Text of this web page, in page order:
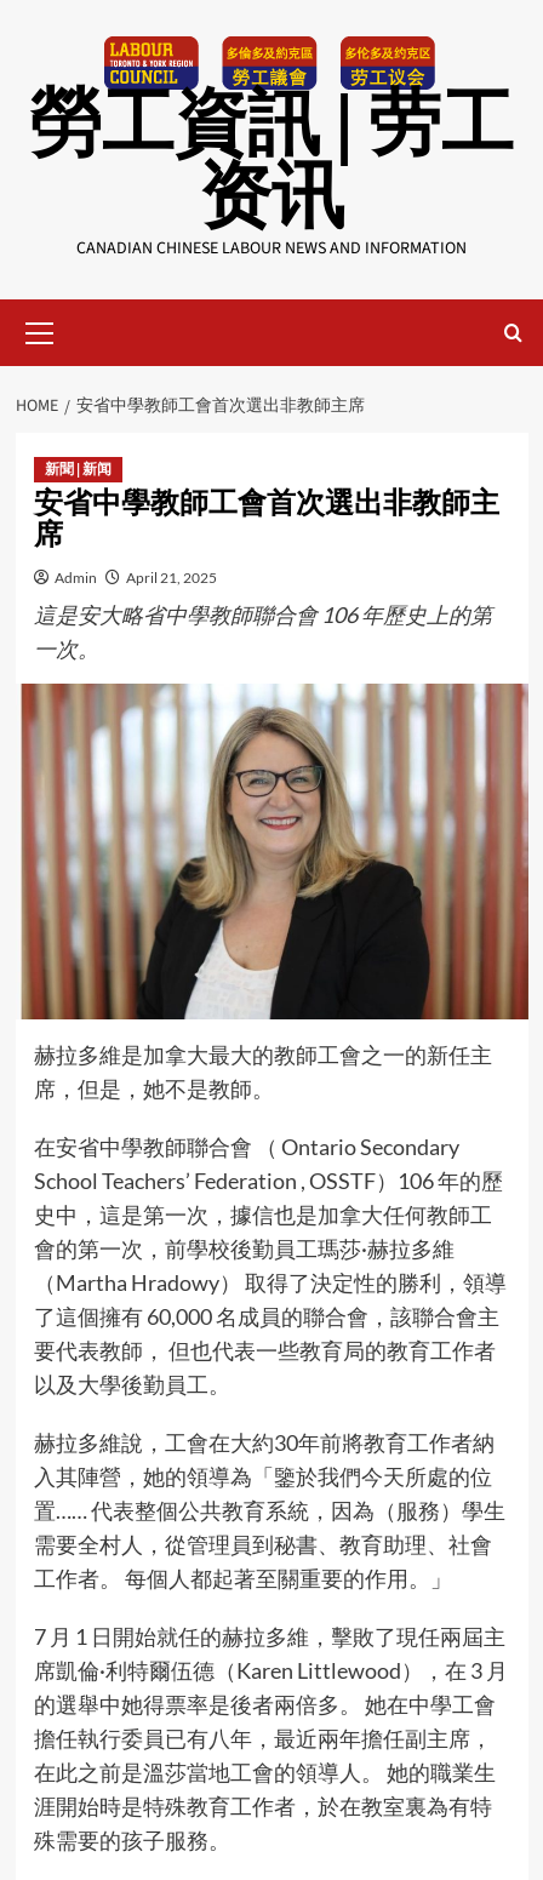
勞工資訊 | 劳工
资讯
CANADIAN CHINESE LABOUR NEWS AND INFORMATION
Menu
HOME 安省中學教師工會首次選出非教師主席
新聞 | 新闻
安省中學教師工會首次選出非教師主
席
Admin April 21, 2025
這是安大略省中學教師聯合會 106 年歷史上的第
一次。
赫拉多維是加拿大最大的教師工會之一的新任主
席，但是，她不是教師。
在安省中學教師聯合會 （ Ontario Secondary
School Teachers’ Federation , OSSTF）106 年的歷
史中，這是第一次，據信也是加拿大任何教師工
會的第一次，前學校後勤員工瑪莎·赫拉多維
（Martha Hradowy） 取得了決定性的勝利，領導
了這個擁有 60,000 名成員的聯合會，該聯合會主
要代表教師， 但也代表一些教育局的教育工作者
以及大學後勤員工。
赫拉多維說，工會在大約30年前將教育工作者納
入其陣營，她的領導為「鑒於我們今天所處的位
置…… 代表整個公共教育系統，因為（服務）學生
需要全村人，從管理員到秘書、教育助理、社會
工作者。 每個人都起著至關重要的作用。」
7 月 1 日開始就任的赫拉多維，擊敗了現任兩屆主
席凱倫·利特爾伍德（Karen Littlewood），在 3 月
的選舉中她得票率是後者兩倍多。 她在中學工會
擔任執行委員已有八年，最近兩年擔任副主席，
在此之前是溫莎當地工會的領導人。 她的職業生
涯開始時是特殊教育工作者，於在教室裏為有特
殊需要的孩子服務。